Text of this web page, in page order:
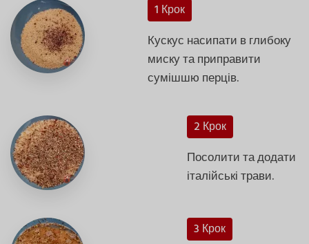
1 Крок
Кускус насипати в глибоку
миску та приправити
сумішшю перців.
2 Крок
Посолити та додати
італійські трави.
3 Крок